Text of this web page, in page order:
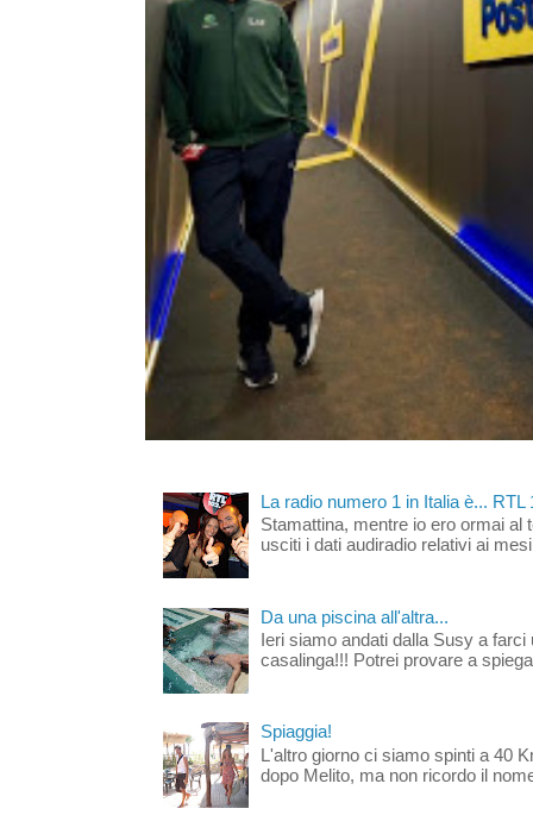
La radio numero 1 in Italia è... RTL
Stamattina, mentre io ero ormai al
usciti i dati audiradio relativi ai
Da una piscina all'altra...
Ieri siamo andati dalla Susy a
casalinga!!! Potrei provare a
Spiaggia!
L'altro giorno ci siamo spinti a 40
dopo Melito, ma non ricordo il